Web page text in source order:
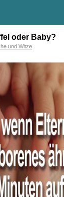
oder Baby?
und Witze